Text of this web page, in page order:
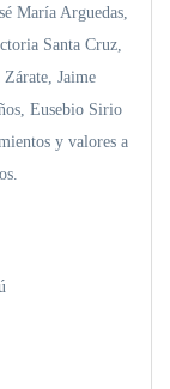
María Arguedas,
Santa Cruz,
Jaime
Eusebio Sirio
y valores a